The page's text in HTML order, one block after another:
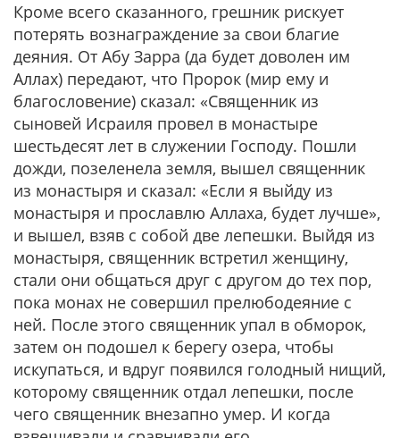
Кроме всего сказанного, грешник рискует
потерять вознаграждение за свои благие
деяния. От Абу Зарра (да будет доволен им
Аллах) передают, что Пророк (мир ему и
благословение) сказал: «Священник из
сыновей Исраиля провел в монастыре
шестьдесят лет в служении Господу. Пошли
дожди, позеленела земля, вышел священник
из монастыря и сказал: «Если я выйду из
монастыря и прославлю Аллаха, будет лучше»,
и вышел, взяв с собой две лепешки. Выйдя из
монастыря, священник встретил женщину,
стали они общаться друг с другом до тех пор,
пока монах не совершил прелюбодеяние с
ней. После этого священник упал в обморок,
затем он подошел к берегу озера, чтобы
искупаться, и вдруг появился голодный нищий,
которому священник отдал лепешки, после
чего священник внезапно умер. И когда